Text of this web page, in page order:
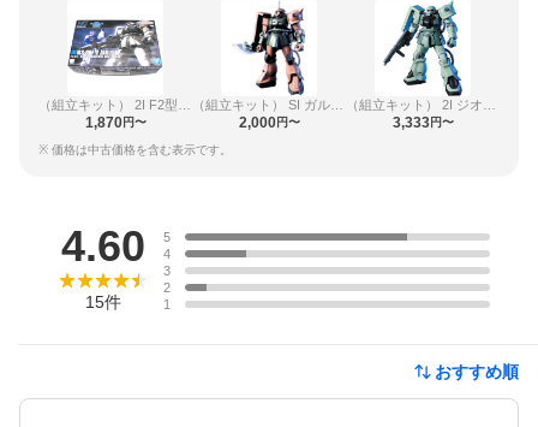
1,870円〜 2,000円〜 3,333円〜
※ 価格は中古価格を含む表示です。
4.60
15件
5
4
3
2
1
おすすめ順